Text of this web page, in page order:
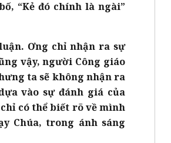
“Kẻ đó chính là ngài”
Ơng chỉ nhận ra sự
vậy, người Công giáo
ta sẽ không nhận ra
vào sự đánh giá của
có thể biết rõ về mình
Chúa, trong ánh sáng